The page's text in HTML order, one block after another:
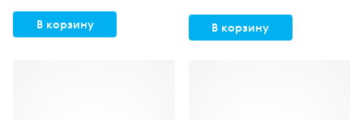
В корзину В корзину